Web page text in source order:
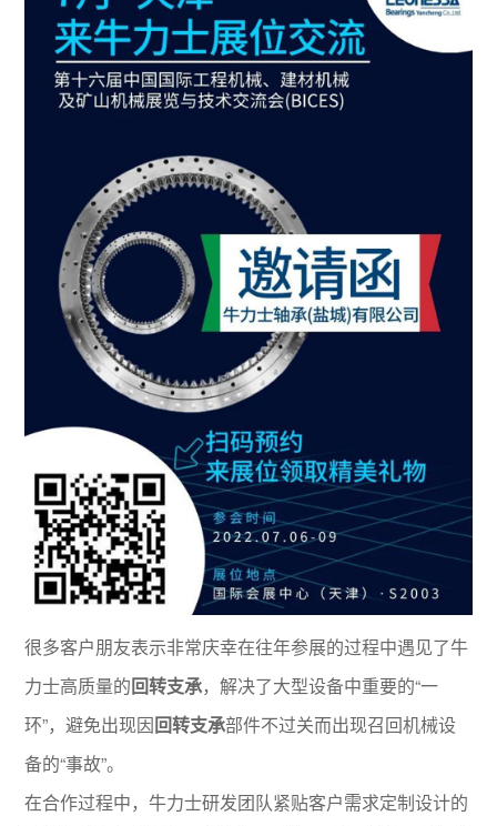
很多客户朋友表示非常庆幸在往年参展的过程中遇见了牛
力士高质量的回转支承，解决了大型设备中重要的“一
环”，避免出现因回转支承部件不过关而出现召回机械设
备的“事故”。
在合作过程中，牛力士研发团队紧贴客户需求定制设计的